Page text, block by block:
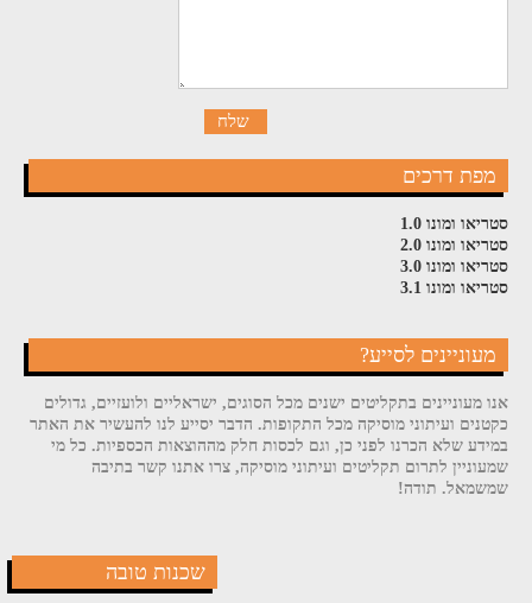
מפת דרכים
סטריאו ומונו 1.0
סטריאו ומונו 2.0
סטריאו ומונו 3.0
סטריאו ומונו 3.1
מעוניינים לסייע?
אנו מעוניינים בתקליטים ישנים מכל הסוגים, ישראליים ולועזיים, גדולים
כקטנים ועיתוני מוסיקה מכל התקופות. הדבר יסייע לנו להעשיר את האתר
במידע שלא הכרנו לפני כן, וגם לכסות חלק מההוצאות הכספיות. כל מי
שמעוניין לתרום תקליטים ועיתוני מוסיקה, צרו אתנו קשר בתיבה
שמשמאל. תודה!
שכנות טובה